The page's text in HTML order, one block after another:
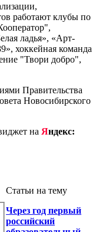
работают клубы по
ладья», «Арт-
хоккейная команда
"Твори добро",
Правительства
Новосибирского
на Яндекс:
Статьи на тему
Через год первый
российский